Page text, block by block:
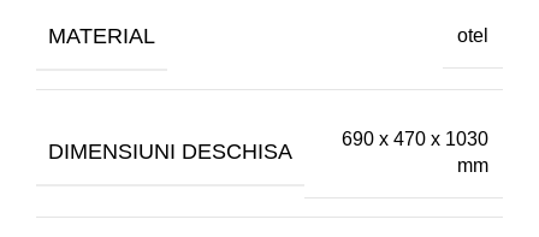
MATERIAL otel
DIMENSIUNI DESCHISA
690 x 470 x 1030
mm